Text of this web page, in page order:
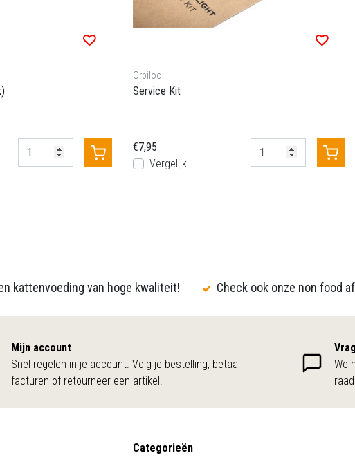
Orbiloc
Service Kit
€7,95
Vergelijk
kattenvoeding van hoge kwaliteit! Check ook onze non food
Mijn account
Snel regelen in je account. Volg je bestelling, betaal
facturen of retourneer een artikel.
We
raad
Categorieën